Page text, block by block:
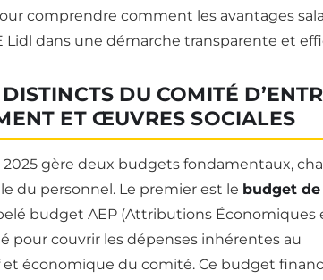
comprendre comment les avantages
Lidl dans une démarche transparente et
DU COMITÉ
ET ŒUVRES SOCIALES
2025 gère deux budgets fondamentaux,
du personnel. Le premier est le budget de
budget AEP (Attributions Économiques
pour couvrir les dépenses inhérentes au
économique du comité. Ce budget